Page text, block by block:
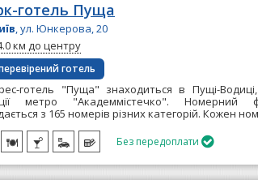
готель Пуща
, ул. Юнкерова, 20
км до центру
готель
готель "Пуща" знаходиться в Пущі-
метро "Академмістечко". Номерний
з 165 номерів різних категорій. Кожен
Без передоплати